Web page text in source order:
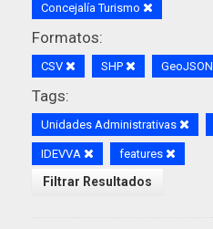
Concejalía Turismo
Formatos:
CSV SHP GeoJSON
Tags:
Unidades Administrativas
IDEVVA features
Filtrar Resultados